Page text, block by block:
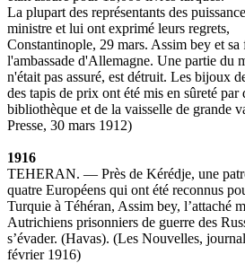
La plupart des représentants des
ministre et lui ont exprimé leurs regrets,
Constantinople, 29 mars. Assim bey et sa
l'ambassade d'Allemagne. Une partie du
n'était pas assuré, est détruit. Les bijoux
des tapis de prix ont été mis en sûreté par
bibliothèque et de la vaisselle de grande
Presse, 30 mars 1912)
1916
TEHERAN. — Près de Kérédje, une
quatre Européens qui ont été reconnus
Turquie à Téhéran, Assim bey, l’attaché
Autrichiens prisonniers de guerre des
s’évader. (Havas). (Les Nouvelles,
février 1916)